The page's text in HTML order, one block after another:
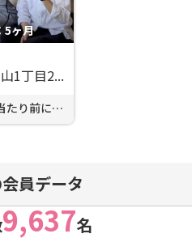
5ヶ月
1丁目2...
好きな人と、未来の話を当たり前にで...
員データ
9,637名